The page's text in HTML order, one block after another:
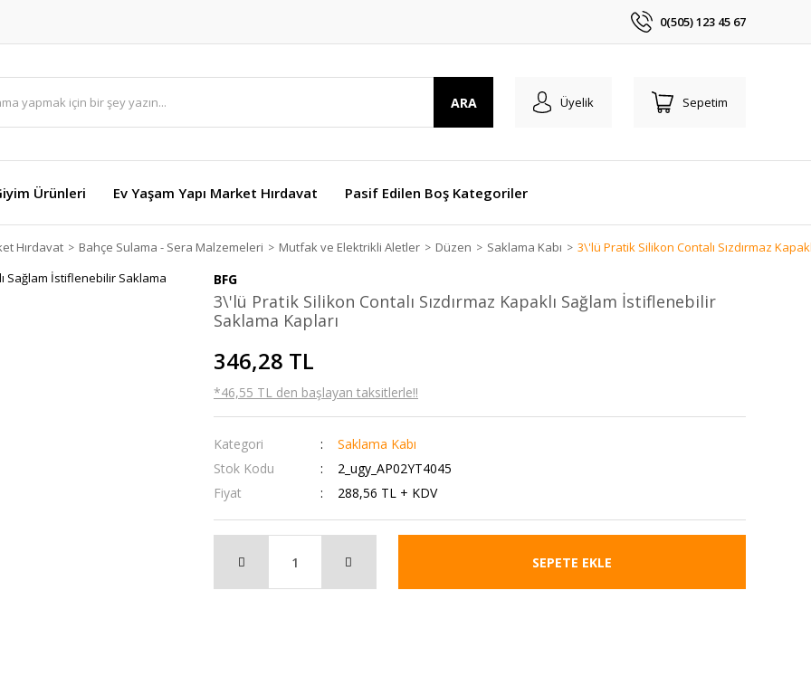
0(505) 123 45 67
ARA Üyelik Sepetim
Ürünleri Ev Yaşam Yapı Market Hırdavat Pasif Edilen Boş Kategoriler
Hırdavat Bahçe Sulama - Sera Malzemeleri Mutfak ve Elektrikli Aletler Düzen Saklama Kabı 3\'lü Pratik Silikon Contalı Sızdırmaz
BFG
3\'lü Pratik Silikon Contalı Sızdırmaz Kapaklı Sağlam İstiflenebilir
Saklama Kapları
346,28 TL
*46,55 TL den başlayan taksitlerle!!
Kategori
Saklama Kabı
Stok Kodu
2_ugy_AP02YT4045
Fiyat
288,56 TL + KDV
SEPETE EKLE